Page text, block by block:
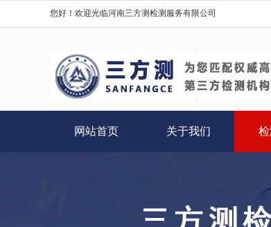
您好！欢迎光临河南三方测检测服务有限公司
网站首页 关于我们